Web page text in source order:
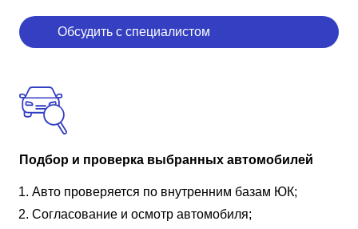
Обсудить с специалистом
Подбор и проверка выбранных автомобилей
Авто проверяется по внутренним базам ЮК;
Согласование и осмотр автомобиля;